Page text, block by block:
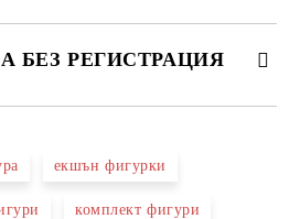
БЕЗ РЕГИСТРАЦИЯ
екшън фигурки
комплект фигури